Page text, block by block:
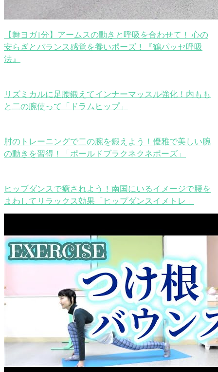
【舞ヨガ1分】アームスの動きと呼吸を合わせて！ 心の
安らぎとバランス感覚を養いポーズ！『鶴パッセ呼吸
法』
リズミカルに足腰鍛えてインナーマッスル強化！内もも
と二の腕使って「ドラムヒップ」
肘のトレーニングで二の腕を鍛えよう！優雅で美しい腕
の動きを習得！「ポールドブラクネクネポーズ」
ヒップダンスで癒されよう！南国にいるイメージで腰を
まわしてリラックス効果「ヒップダンスイメトレ」